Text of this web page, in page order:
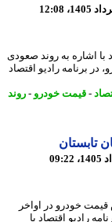
اشاره به روند صعودی
رادیو اقتصاد
-قیمت خودرو-روند
خودرو در اواخر
اقتصاد با